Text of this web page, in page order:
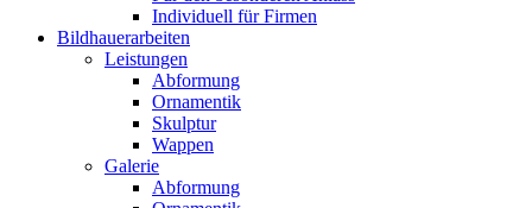
Individuell für Firmen
Bildhauerarbeiten
Leistungen
Abformung
Ornamentik
Skulptur
Wappen
Galerie
Abformung